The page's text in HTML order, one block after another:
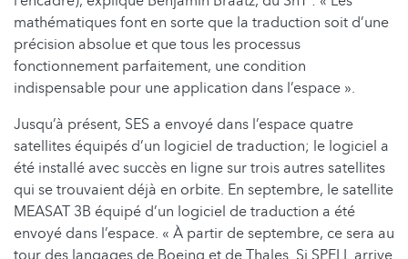
mathématiques font en sorte que la traduction soit d’une
précision absolue et que tous les processus
fonctionnement parfaitement, une condition
indispensable pour une application dans l’espace ».
Jusqu’à présent, SES a envoyé dans l’espace quatre
satellites équipés d’un logiciel de traduction; le logiciel a
été installé avec succès en ligne sur trois autres satellites
qui se trouvaient déjà en orbite. En septembre, le satellite
MEASAT 3B équipé d’un logiciel de traduction a été
envoyé dans l’espace. « À partir de septembre, ce sera au